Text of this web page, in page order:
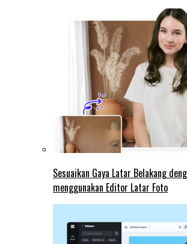
Sesuaikan Gaya Latar Belakang
menggunakan Editor Latar Foto